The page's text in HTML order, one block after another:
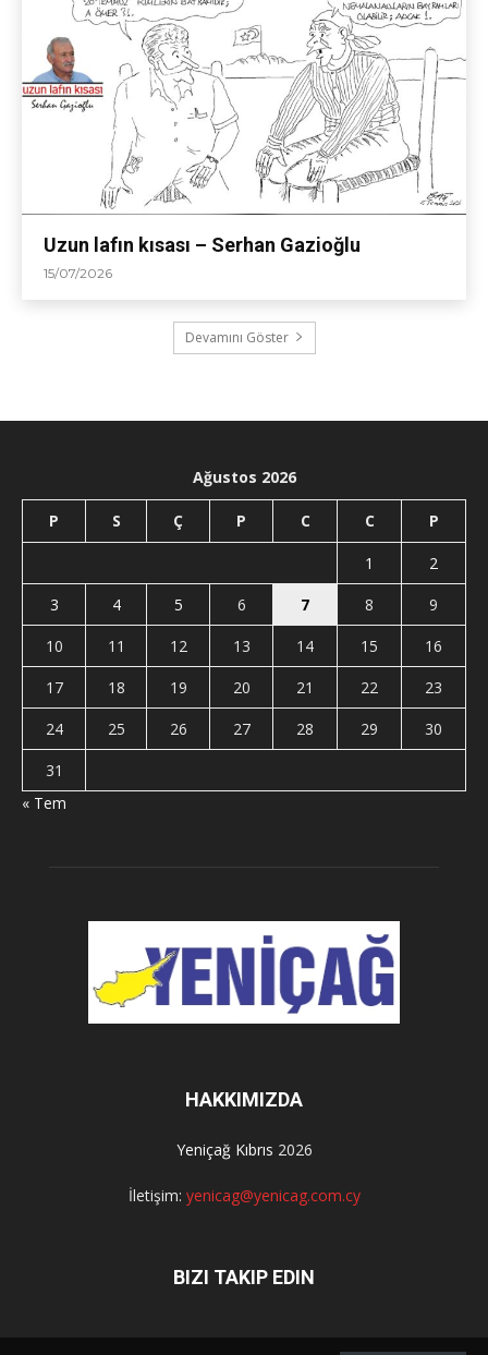
Uzun lafın kısası – Serhan Gazioğlu
15/07/2026
Devamını Göster
Ağustos 2026
P S Ç P C C P
1
2
3
4 5 6 7 8
9
10
11 12 13 14 15
16
17
18 19 20 21 22
23
24
25 26 27 28 29
30
31
« Tem
HAKKIMIZDA
Yeniçağ Kıbrıs 2026
İletişim: yenicag@yenicag.com.cy
BIZI TAKIP EDIN